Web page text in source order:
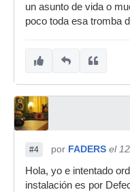
un asunto de vida o
poco toda esa tromba
#4 por FADERS el
Hola, yo e intentado
instalación es por